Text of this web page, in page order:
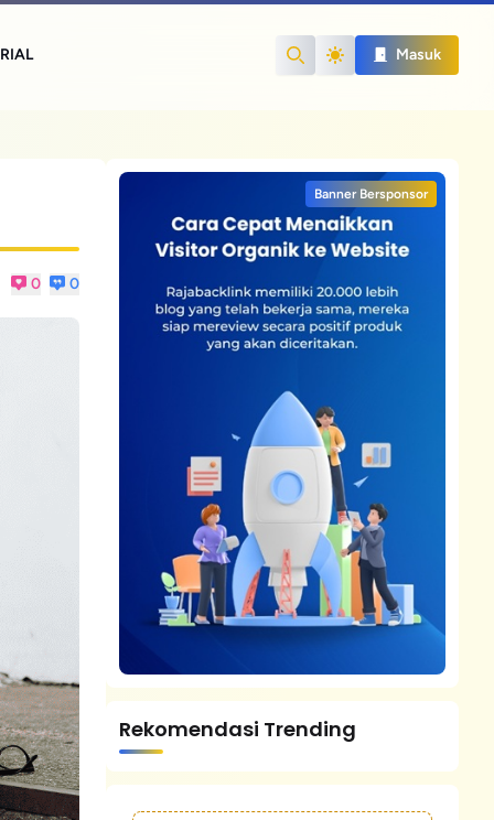
Search
Masuk
0 0
Banner Bersponsor
Rekomendasi Trending